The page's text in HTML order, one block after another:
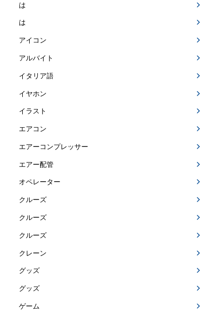
は
は
アイコン
アルバイト
イタリア語
イヤホン
イラスト
エアコン
エアーコンプレッサー
エアー配管
オペレーター
クルーズ
クルーズ
クルーズ
クレーン
グッズ
グッズ
ゲーム